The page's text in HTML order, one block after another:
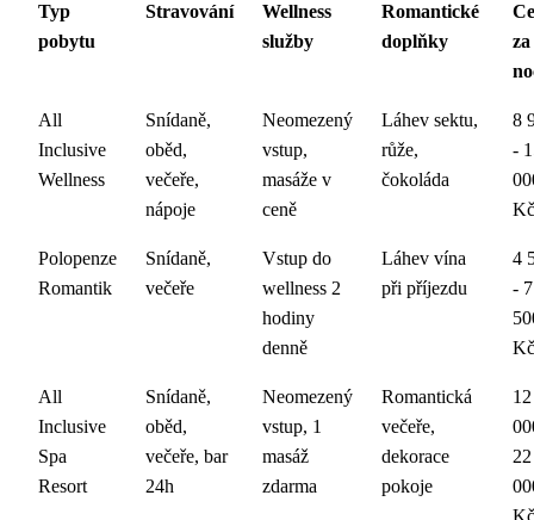
Typ
pobytu
Stravování
Wellness
služby
Romantické
doplňky
za
All
Inclusive
Wellness
Snídaně,
oběd,
večeře,
nápoje
Neomezený
vstup,
masáže v
ceně
Láhev sektu,
růže,
čokoláda
8
-
Kč
Polopenze
Romantik
Snídaně,
večeře
Vstup do
wellness 2
hodiny
denně
Láhev vína
při příjezdu
4
- 7
Kč
All
Inclusive
Spa
Resort
Snídaně,
oběd,
večeře, bar
24h
Neomezený
vstup, 1
masáž
zdarma
Romantická
večeře,
dekorace
pokoje
12
22